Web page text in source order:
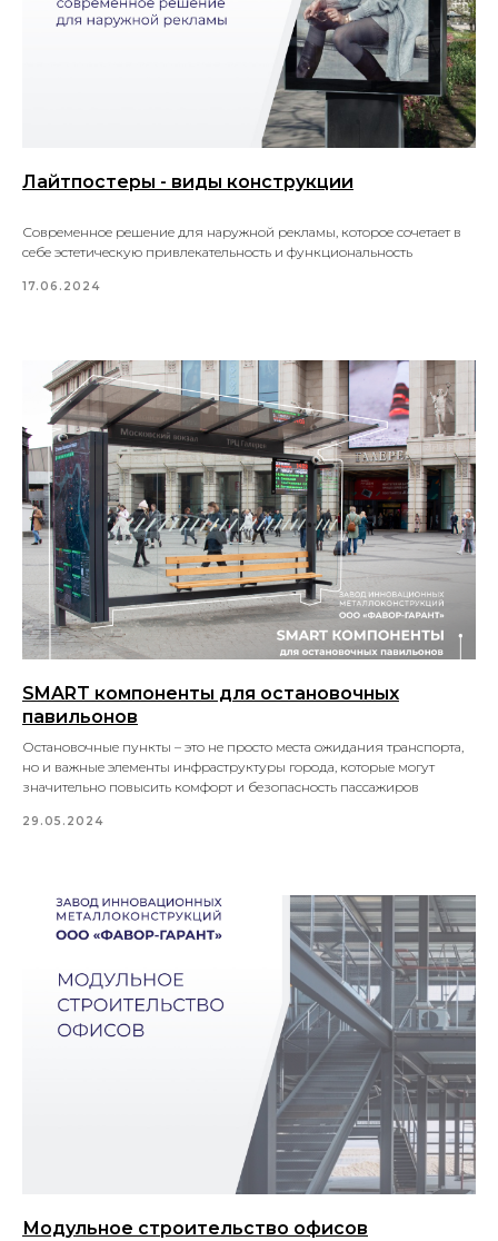
Лайтпостеры - виды конструкции
Современное решение для наружной рекламы, которое сочетает в
себе эстетическую привлекательность и функциональность
17.06.2024
SMART компоненты для остановочных
павильонов
Остановочные пункты – это не просто места ожидания транспорта,
но и важные элементы инфраструктуры города, которые могут
значительно повысить комфорт и безопасность пассажиров
29.05.2024
Модульное строительство офисов